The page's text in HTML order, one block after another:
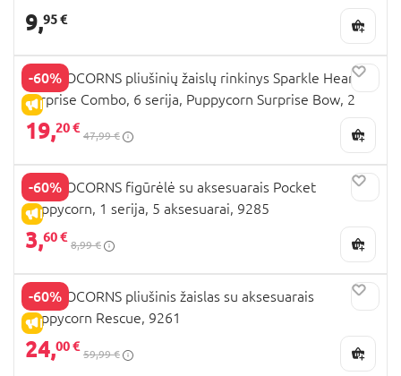
9,95 €
-60%
IŠPARDAVIMAS
RAINBOCORNS pliušinių žaislų rinkinys Sparkle Heart
Surprise Combo, 6 serija, Puppycorn Surprise Bow, 2
vnt, 9275
19,20 €
47,99 €
-60%
IŠPARDAVIMAS
RAINBOCORNS figūrėlė su aksesuarais Pocket
Puppycorn, 1 serija, 5 aksesuarai, 9285
3,60 €
8,99 €
-60%
IŠPARDAVIMAS
RAINBOCORNS pliušinis žaislas su aksesuarais
Puppycorn Rescue, 9261
24,00 €
59,99 €